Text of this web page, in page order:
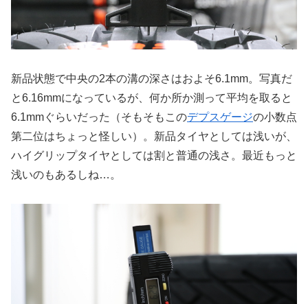
新品状態で中央の2本の溝の深さはおよそ6.1mm。写真だ
と6.16mmになっているが、何か所か測って平均を取ると
6.1mmぐらいだった（そもそもこのデプスゲージの小数点
第二位はちょっと怪しい）。新品タイヤとしては浅いが、
ハイグリップタイヤとしては割と普通の浅さ。最近もっと
浅いのもあるしね…。